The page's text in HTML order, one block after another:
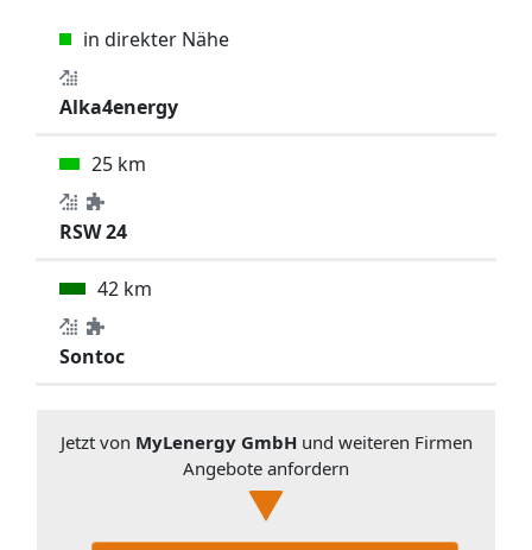
in direkter Nähe
Alka4energy
25 km
RSW 24
42 km
Sontoc
Jetzt von MyLenergy GmbHund weiteren Firmen
Angebote anfordern